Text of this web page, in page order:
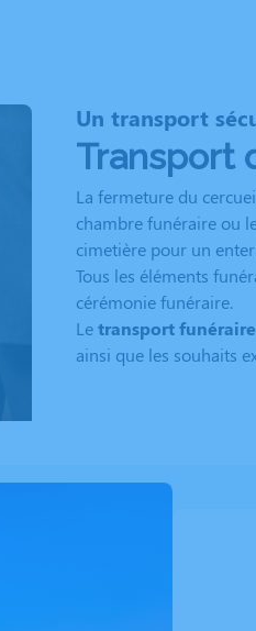
Un transport
Transport
La fermeture du
chambre funéraire ou
cimetière pour un
Tous les éléments
cérémonie funéraire.
Letransport funéraire
ainsi que les souhaits